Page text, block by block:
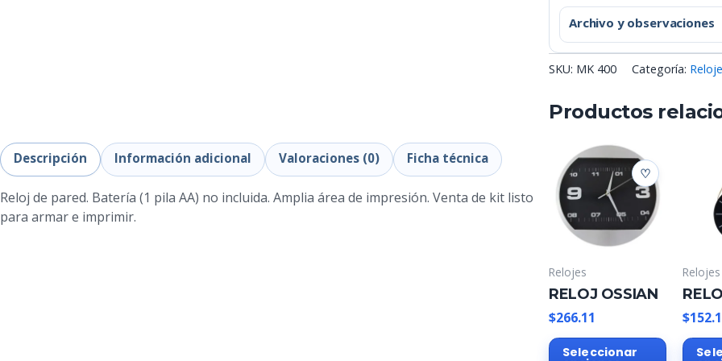
Archivo y observaciones
SKU: MK 400 Categoría:
Descripción Información adicional Valoraciones (0) Ficha técnica
Reloj de pared. Batería (1 pila AA) no incluida. Amplia área de impresión. Venta de kit listo
para armar e imprimir.
Productos
Relojes
RELOJ OSSIAN
$266.11
Seleccionar
Este
Relojes
$